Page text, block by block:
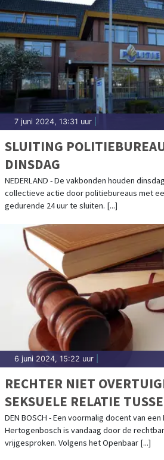
7 juni 2024, 13:31 uur
SLUITING
DINSDAG
NEDERLAND - De vakbonden houden
collectieve actie door politiebureaus met
gedurende 24 uur te sluiten. [...]
6 juni 2024, 15:22 uur
RECHTER NIET
SEKSUELE RELATIE
LEERLING
DEN BOSCH - Een voormalig docent van
Hertogenbosch is vandaag door de
vrijgesproken. Volgens het Openbaar [...]